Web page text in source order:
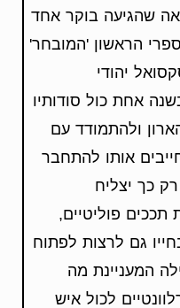
שהגיעה בוקר אחד
הראשון 'המובחר'
יהודי
אחת כול סודותיו
ולהתמודד עם
אותו להתחבר
כך יצליח
פוליטיים,
גם לרצות לפתוח
המעניינת מה
לכול איש